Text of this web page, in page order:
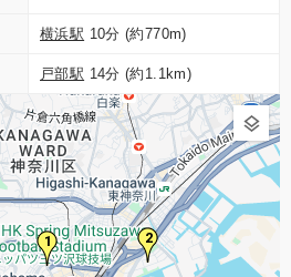
横浜駅 10分 (約770m)
戸部駅 14分 (約1.1km)
1 2